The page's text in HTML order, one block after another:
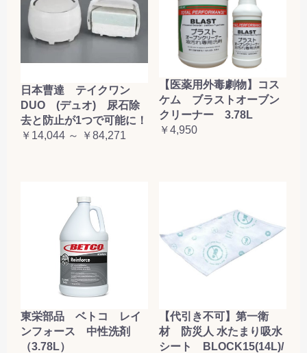
日本曹達 テイクワン
DUO (デュオ) 尿石除
去と防止が1つで可能に！
￥14,044 ～ ￥84,271
【医薬用外毒劇物】コス
ケム ブラストオーブン
クリーナー 3.78L
￥4,950
東栄部品 ベトコ レイ
ンフォース 中性洗剤
（3.78L）
【代引き不可】第一衛
材 防災人 水たまり吸水
シート BLOCK15(14L)/